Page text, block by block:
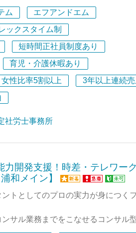
超える知識を持ち合わせた集団
幸せになるために組織運営していま
か
ジェンス（労務DD）が必須となっ
の管理体制や運用の構築も非常に重
ライアンスを遵守するためには、
ウ、そして万全のサポート体制が求
強みとし、上場支援を使命と掲げて
の距離が近く、直接ノウハウを学
順書（日本法令）』の共著者であり
分野の第一人者として実績を重ね
のご依頼が日々増え続けています。
一線で活躍する代表の考え方や実
ム
エフアンドエム
ックスタイム制
短時間正社員制度あり
育児・介護休暇あり
女性比率5割以上
3年以上連続
社労士事務所
開発支援！時差・テレワー
和メイン】
トとしてのプロの実力が身につく
サル業務までをこなせるコンサル